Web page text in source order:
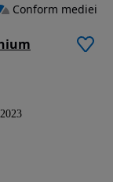
2023
Conform mediei